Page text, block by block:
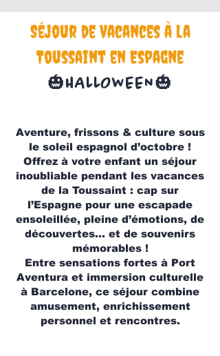
Séjour de Vacances à la
Toussaint en Espagne
🎃HALLOWEEN🎃
Aventure, frissons & culture sous
le soleil espagnol d’octobre !
Offrez à votre enfant un séjour
inoubliable pendant les vacances
de la Toussaint : cap sur
l’Espagne pour une escapade
ensoleillée, pleine d’émotions, de
découvertes… et de souvenirs
mémorables !
Entre sensations fortes à Port
Aventura et immersion culturelle
à Barcelone, ce séjour combine
amusement, enrichissement
personnel et rencontres.